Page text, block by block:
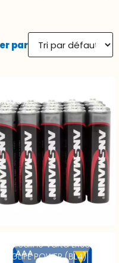
par
(Bte20)
Pile Alcaline Varta LR03
LONGLIFE POWER (BL4)